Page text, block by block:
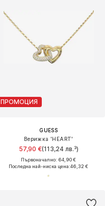
ПРОМОЦИЯ
GUESS
Верижка 'HEART'
57,90 €(113,24 лв.³)
Първоначално: 64,90 €
Последна най-ниска цена:46,32 €